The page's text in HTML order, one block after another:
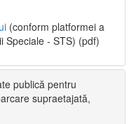
(conform platformei a
Speciale - STS) (pdf)
publică pentru
supraetajată,